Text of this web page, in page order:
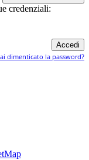
credenziali:
dimenticato la password?